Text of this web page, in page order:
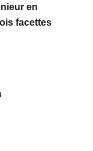
en
facettes